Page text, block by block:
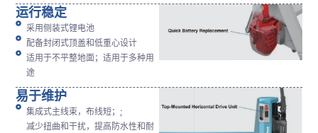
运行稳定
采用侧装式锂电池
配备封闭式顶盖和低重心设计
适用于不平整地面；适用于多种用
途
易于维护
集成式主线束，布线短；;
减少扭曲和干扰，提高防水性和耐